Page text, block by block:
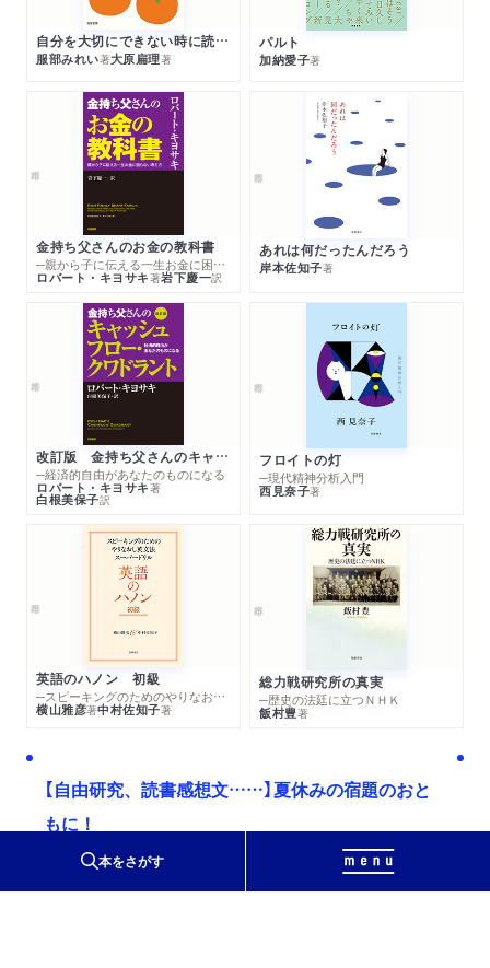
本をさがす
自分を大切にできない時に読む本
服部みれい著大原扁理著
パルト
加納愛子著
金持ち父さんのお金の教科書
─親から子に伝える一生お金に困らない考え方
ロバート・キヨサキ著岩下慶一訳
あれは何だったんだろう
岸本佐知子著
改訂版 金持ち父さんのキャッシュフロー・クワドラント
─経済的自由があなたのものになる
ロバート・キヨサキ著
白根美保子訳
フロイトの灯
─現代精神分析入門
西見奈子著
英語のハノン 初級
─スピーキングのためのやりなおし英文法スーパードリル
横山雅彦著中村佐知子著
総力戦研究所の真実
─歴史の法廷に立つＮＨＫ
飯村豊著
【自由研究、読書感想文……】夏休みの宿題のおと
もに！